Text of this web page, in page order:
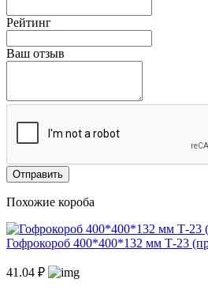
Рейтинг
Ваш отзыв
Отправить
Похожие короба
Гофрокороб 400*400*132 мм Т-23
41.04 ₽